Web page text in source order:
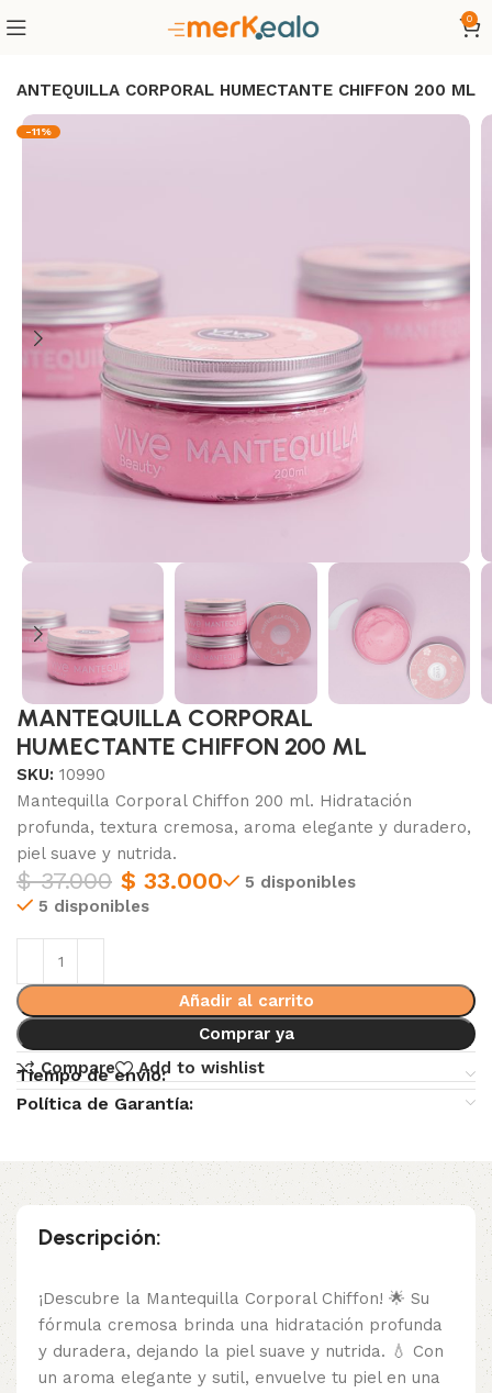
0
MANTEQUILLA CORPORAL HUMECTANTE CHIFFON 200 ML
-11%
MANTEQUILLA CORPORAL
HUMECTANTE CHIFFON 200 ML
SKU:10990
Mantequilla Corporal Chiffon 200 ml. Hidratación
profunda, textura cremosa, aroma elegante y duradero,
piel suave y nutrida.
$37.000 $ 33.000
5 disponibles
5 disponibles
Añadir al carrito
Comprar ya
Compare
Add to wishlist
Tiempo de envio:
Política de Garantía:
Descripción:
¡Descubre la Mantequilla Corporal Chiffon! 🌟 Su
fórmula cremosa brinda una hidratación profunda
y duradera, dejando la piel suave y nutrida. 💧 Con
un aroma elegante y sutil, envuelve tu piel en una